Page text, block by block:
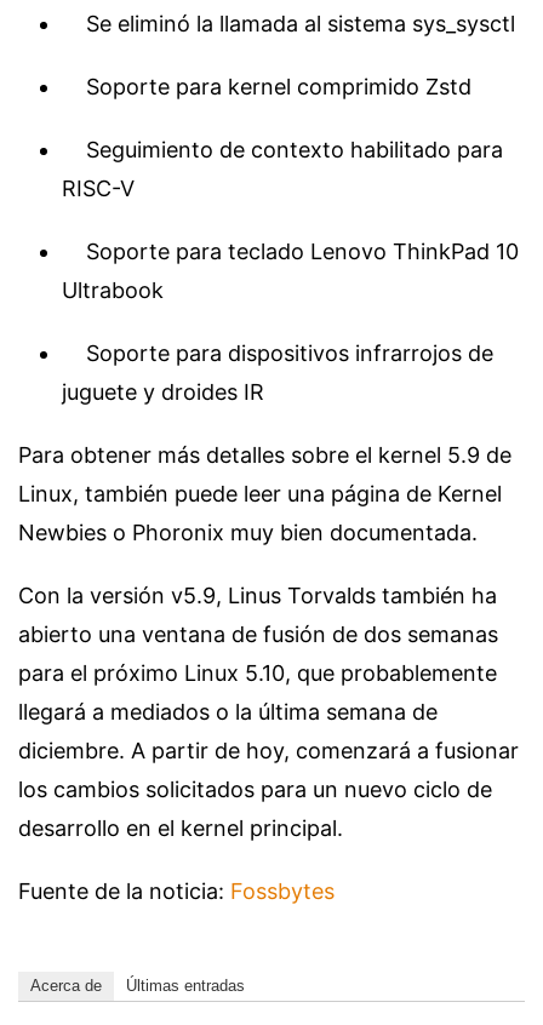
Se eliminó la llamada al sistema sys_sysctl
Soporte para kernel comprimido Zstd
Seguimiento de contexto habilitado para
RISC-V
Soporte para teclado Lenovo ThinkPad 10
Ultrabook
Soporte para dispositivos infrarrojos de
juguete y droides IR
Para obtener más detalles sobre el kernel 5.9 de
Linux, también puede leer una página de Kernel
Newbies o Phoronix muy bien documentada.
Con la versión v5.9, Linus Torvalds también ha
abierto una ventana de fusión de dos semanas
para el próximo Linux 5.10, que probablemente
llegará a mediados o la última semana de
diciembre. A partir de hoy, comenzará a fusionar
los cambios solicitados para un nuevo ciclo de
desarrollo en el kernel principal.
Fuente de la noticia: Fossbytes
Acerca de Últimas entradas